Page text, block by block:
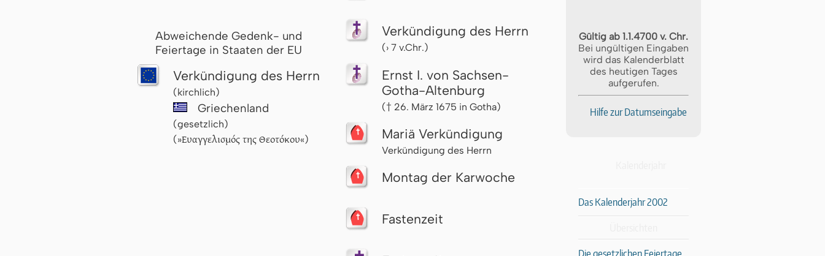
Abweichende Gedenk- und
Feiertage in Staaten der EU
Verkündigung des Herrn
(kirchlich)
Griechenland
(gesetzlich)
(»Ευαγγελισμός της Θεοτόκου«)
Verkündigung des Herrn
(› 7 v.Chr.)
Ernst I. von Sachsen-
Gotha-Altenburg
(† 26. März 1675 in Gotha)
Mariä Verkündigung
Verkündigung des Herrn
Montag der Karwoche
Fastenzeit
Gültig ab 1.1.4700 v. Chr.
Bei ungültigen Eingaben
wird das Kalenderblatt
des heutigen Tages
aufgerufen.
Hilfe zur Datumseingabe
Das Kalenderjahr 2002
Die gesetzlichen Feiertage